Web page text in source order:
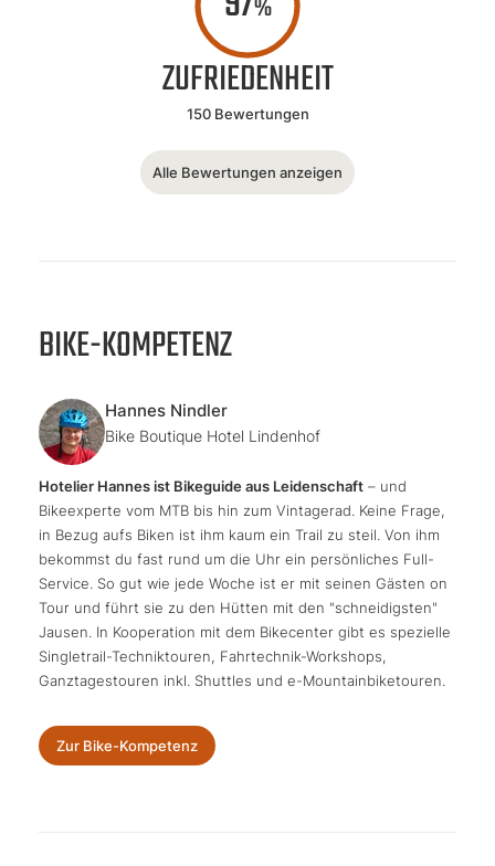
%
ZUFRIEDENHEIT
150 Bewertungen
Alle Bewertungen anzeigen
BIKE-KOMPETENZ
Hannes Nindler
Bike Boutique Hotel Lindenhof
Hotelier Hannes ist Bikeguide aus Leidenschaft – und
Bikeexperte vom MTB bis hin zum Vintagerad. Keine Frage,
in Bezug aufs Biken ist ihm kaum ein Trail zu steil. Von ihm
bekommst du fast rund um die Uhr ein persönliches Full-
Service. So gut wie jede Woche ist er mit seinen Gästen on
Tour und führt sie zu den Hütten mit den "schneidigsten"
Jausen. In Kooperation mit dem Bikecenter gibt es spezielle
Singletrail-Techniktouren, Fahrtechnik-Workshops,
Ganztagestouren inkl. Shuttles und e-Mountainbiketouren.
Zur Bike-Kompetenz